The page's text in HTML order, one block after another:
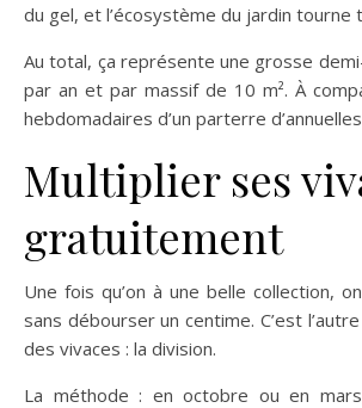
du gel, et l’écosystème du jardin tourne
Au total, ça représente une grosse
par an et par massif de 10 m². À
hebdomadaires d’un parterre
Multiplier ses
gratuitement
Une fois qu’on à une belle collection,
sans débourser un centime. C’est
des vivaces : la division.
La méthode : en octobre ou en